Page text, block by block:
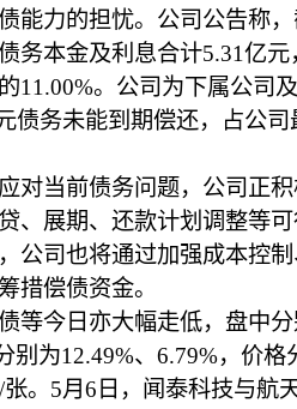
能力的担忧。公司公告称
务本金及利息合计5.31亿元
11.00%。公司为下属公司
债务未能到期偿还，占公司
当前债务问题，公司正积
、展期、还款计划调整等
公司也将通过加强成本控
措偿债资金。
今日亦大幅走低，盘中分
别为12.49%、6.79%，价格
张。5月6日，闻泰科技与航